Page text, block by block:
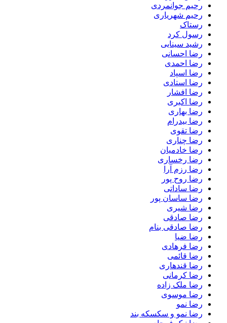
رحیم جوانمردی
رحیم شهریاری
رستاک
رسول کرد
رشید سینایی
رضا احسانی
رضا احمدی
رضا اسپاد
رضا استادی
رضا افشار
رضا اکبری
رضا بهاری
رضا بیدرام
رضا تقوی
رضا چناری
رضا خادمیان
رضا رخساری
رضا رزم آرا
رضا روح پور
رضا ساداتی
رضا ساسان پور
رضا شیری
رضا صادقی
رضا صادقی بنام
رضا ضیا
رضا فرهادی
رضا قائمی
رضا قندهاری
رضا کرمانی
رضا ملک زاده
رضا موسوی
رضا نمو
رضا نمو و سکسکه بند